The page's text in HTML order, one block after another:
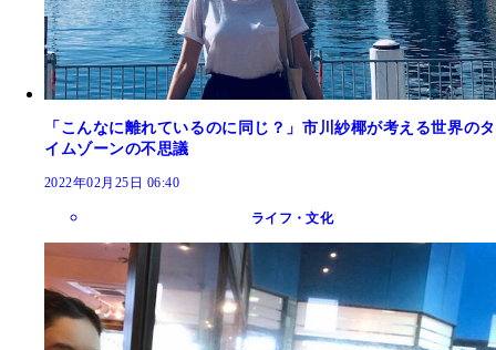
「こんなに離れているのに同じ？」市川紗椰が考える世界のタ
イムゾーンの不思議
2022年02月25日 06:40
ライフ・文化